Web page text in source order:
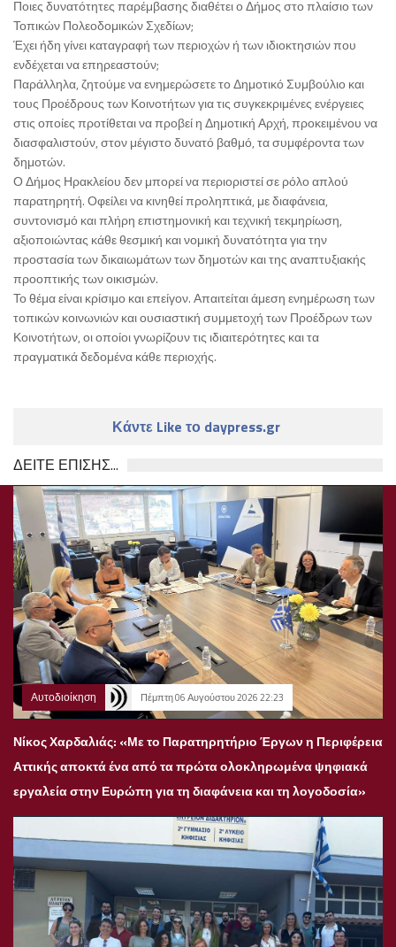
Ποιες δυνατότητες παρέμβασης διαθέτει ο Δήμος στο πλαίσιο των
Τοπικών Πολεοδομικών Σχεδίων;
Έχει ήδη γίνει καταγραφή των περιοχών ή των ιδιοκτησιών που
ενδέχεται να επηρεαστούν;
Παράλληλα, ζητούμε να ενημερώσετε το Δημοτικό Συμβούλιο και
τους Προέδρους των Κοινοτήτων για τις συγκεκριμένες ενέργειες
στις οποίες προτίθεται να προβεί η Δημοτική Αρχή, προκειμένου να
διασφαλιστούν, στον μέγιστο δυνατό βαθμό, τα συμφέροντα των
δημοτών.
Ο Δήμος Ηρακλείου δεν μπορεί να περιοριστεί σε ρόλο απλού
παρατηρητή. Οφείλει να κινηθεί προληπτικά, με διαφάνεια,
συντονισμό και πλήρη επιστημονική και τεχνική τεκμηρίωση,
αξιοποιώντας κάθε θεσμική και νομική δυνατότητα για την
προστασία των δικαιωμάτων των δημοτών και της αναπτυξιακής
προοπτικής των οικισμών.
Το θέμα είναι κρίσιμο και επείγον. Απαιτείται άμεση ενημέρωση των
τοπικών κοινωνιών και ουσιαστική συμμετοχή των Προέδρων των
Κοινοτήτων, οι οποίοι γνωρίζουν τις ιδιαιτερότητες και τα
πραγματικά δεδομένα κάθε περιοχής.
Κάντε Like το daypress.gr
ΔΕΙΤΕ ΕΠΙΣΗΣ...
Αυτοδιοίκηση Πέμπτη 06 Αυγούστου 2026 22:23
Νίκος Χαρδαλιάς: «Με το Παρατηρητήριο Έργων η Περιφέρεια
Αττικής αποκτά ένα από τα πρώτα ολοκληρωμένα ψηφιακά
εργαλεία στην Ευρώπη για τη διαφάνεια και τη λογοδοσία»